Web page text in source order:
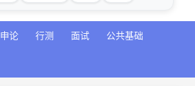
申论 行测 面试 公共基础